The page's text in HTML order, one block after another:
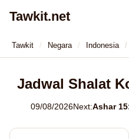
Tawkit.net
Tawkit Negara Indonesia
Jadwal Shalat
09/08/2026Next:Ashar